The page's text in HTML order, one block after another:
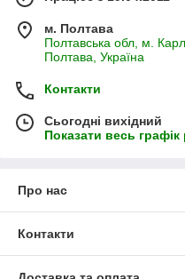
м. Полтава
Полтавська обл, м.
Полтава, Україна
Контакти
Сьогодні вихідний
Показати весь графік
Про нас
Контакти